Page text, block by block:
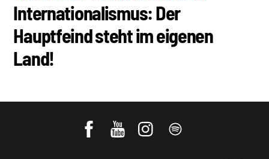
Internationalismus: Der
Hauptfeind steht im eigenen
Land!